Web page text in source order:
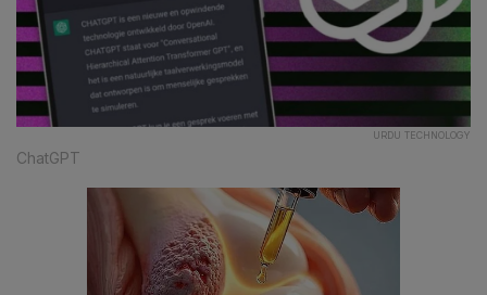
URDU TECHNOLOGY
ChatGPT